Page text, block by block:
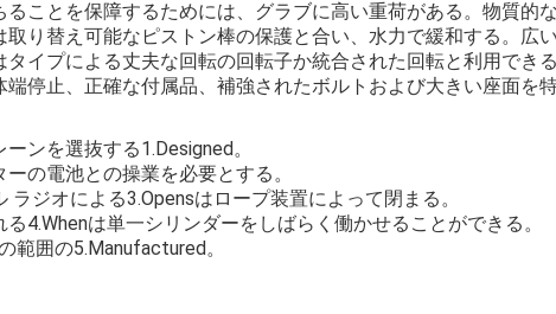
ことを保障するためには、グラブに高い重荷がある。物質的
り替え可能なピストン棒の保護と合い、水力で緩和する。広
イプによる丈夫な回転の回転子か統合された回転と利用できる
停止、正確な付属品、補強されたボルトおよび大きい座面を特
ンを選抜する1.Designed。
の電池との操業を必要とする。
ラジオによる3.Opensはロープ装置によって閉まる。
4.Whenは単一シリンダーをしばらく働かせることができる。
範囲の5.Manufactured。